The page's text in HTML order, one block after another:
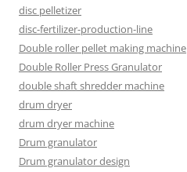
disc pelletizer
disc-fertilizer-production-line
Double roller pellet making machine
Double Roller Press Granulator
double shaft shredder machine
drum dryer
drum dryer machine
Drum granulator
Drum granulator design